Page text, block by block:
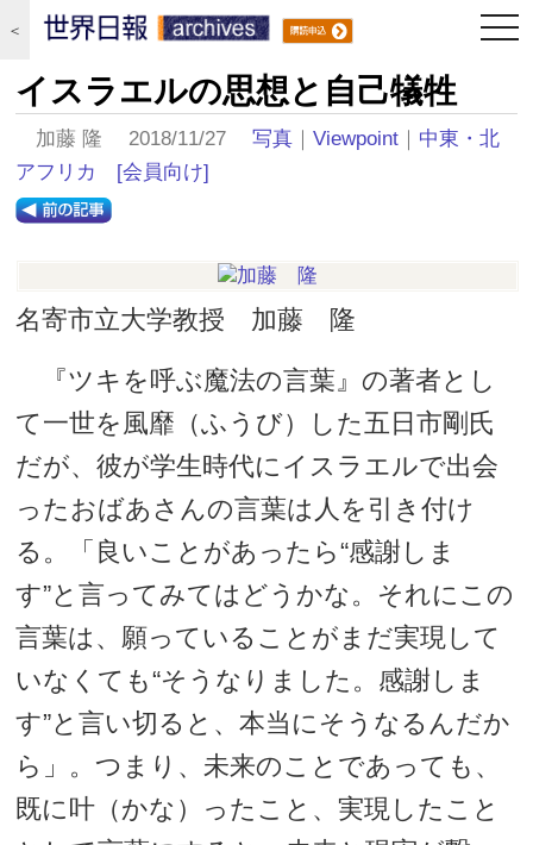
＜
イスラエルの思想と自己犠牲
加藤 隆 2018/11/27写真 ｜Viewpoint ｜ 中東・北
アフリカ
[会員向け]
名寄市立大学教授 加藤 隆
『ツキを呼ぶ魔法の言葉』の著者とし
て一世を風靡（ふうび）した五日市剛氏
だが、彼が学生時代にイスラエルで出会
ったおばあさんの言葉は人を引き付け
る。「良いことがあったら“感謝しま
す”と言ってみてはどうかな。それにこの
言葉は、願っていることがまだ実現して
いなくても“そうなりました。感謝しま
す”と言い切ると、本当にそうなるんだか
ら」。つまり、未来のことであっても、
既に叶（かな）ったこと、実現したこと